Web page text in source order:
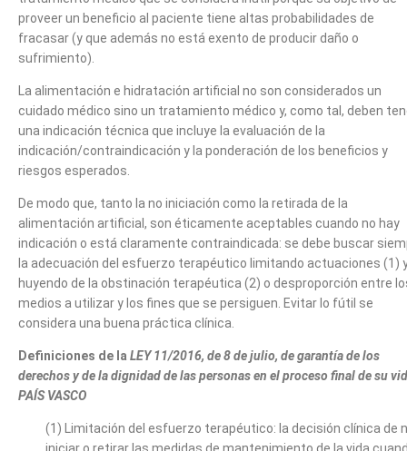
proveer un beneficio al paciente tiene altas probabilidades de
fracasar (y que además no está exento de producir daño o
sufrimiento).
La alimentación e hidratación artificial no son considerados un
cuidado médico sino un tratamiento médico y, como tal, deben
una indicación técnica que incluye la evaluación de la
indicación/contraindicación y la ponderación de los beneficios y
riesgos esperados.
De modo que, tanto la no iniciación como la retirada de la
alimentación artificial, son éticamente aceptables cuando no hay
indicación o está claramente contraindicada: se debe buscar
la adecuación del esfuerzo terapéutico limitando actuaciones (1)
huyendo de la obstinación terapéutica (2) o desproporción entre
medios a utilizar y los fines que se persiguen. Evitar lo fútil se
considera una buena práctica clínica.
Definiciones de la LEY 11/2016, de 8 de julio, de garantía de los
derechos y de la dignidad de las personas en el proceso finalde su
PAÍS VASCO
(1) Limitación del esfuerzo terapéutico: la decisión clínica de
iniciar o retirar las medidas de mantenimiento de la vida